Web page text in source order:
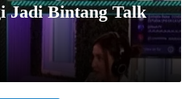
Jadi Bintang Talk